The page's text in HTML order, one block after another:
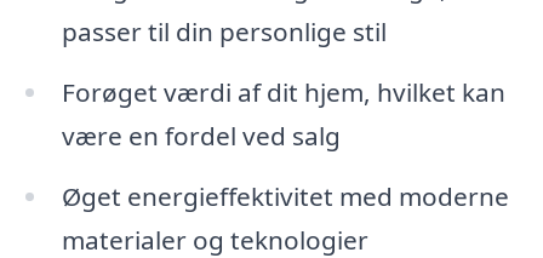
passer til din personlige stil
Forøget værdi af dit hjem, hvilket kan
være en fordel ved salg
Øget energieffektivitet med moderne
materialer og teknologier